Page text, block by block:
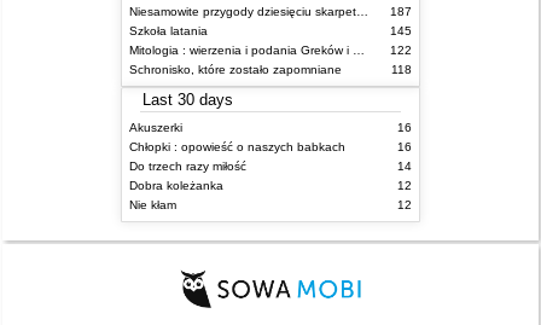
187
Szkoła latania
145
122
Schronisko, które zostało zapomniane
118
Last 30 days
Akuszerki
16
Chłopki : opowieść o naszych babkach
16
Do trzech razy miłość
14
Dobra koleżanka
12
Nie kłam
12